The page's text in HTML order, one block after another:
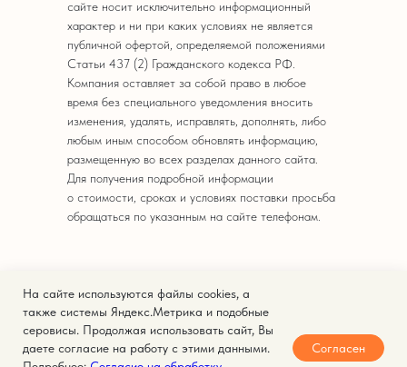
На сайте используются файлы cookies, а
также системы Яндекс.Метрика и подобные
серовисы. Продолжая использовать сайт, Вы
даете согласие на работу с этими данными.
Согласен
© 2025. Кейтеринг Express.
Политика конфиденциальности
сайте носит исключительно информационный
характер и ни при каких условиях не является
публичной офертой, определяемой положениями
Статьи 437 (2) Гражданского кодекса РФ.
Компания оставляет за собой право в любое
время без специального уведомления вносить
изменения, удалять, исправлять, дополнять, либо
любым иным способом обновлять информацию,
размещенную во всех разделах данного сайта.
Для получения подробной информации
о стоимости, сроках и условиях поставки просьба
обращаться по указанным на сайте телефонам.